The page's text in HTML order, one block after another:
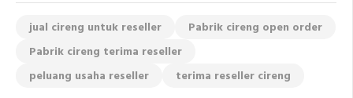
jual cireng untuk reseller
Pabrik cireng open order
Pabrik cireng terima reseller
peluang usaha reseller
terima reseller cireng